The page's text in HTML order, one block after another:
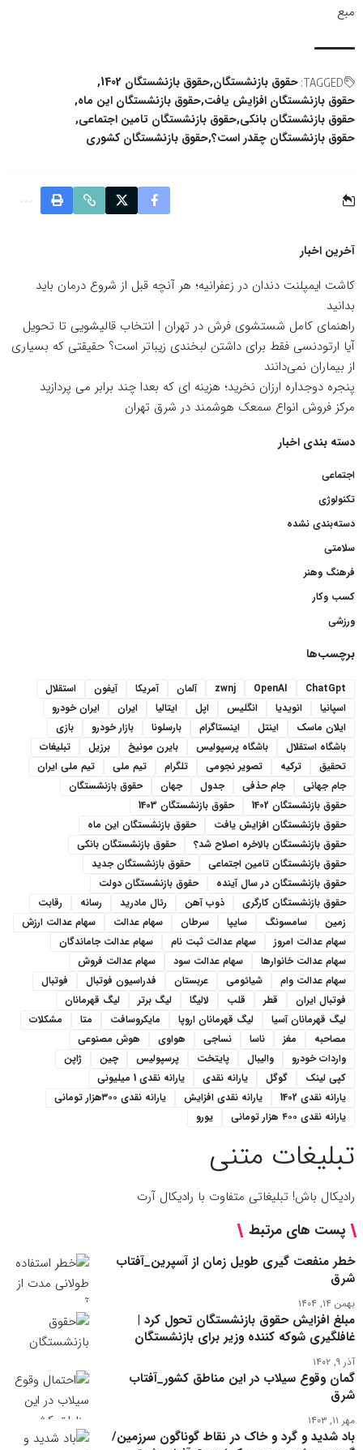
مبع
TAGGED: حقوق بازنشستگان حقوق بازنشستگان 1402
حقوق بازنشستگان افزایش یافت حقوق بازنشستگان این ماه
حقوق بازنشستگان بانکی حقوق بازنشستگان تامین اجتماعی
حقوق بازنشستگان چقدر است؟حقوق بازنشستگان کشوری
آخرین اخبار
کاشت ایمپلنت دندان در زعفرانیه؛ هر آنچه قبل از شروع درمان باید
بدانید
راهنمای کامل شستشوی فرش در تهران | انتخاب قالیشویی تا تحویل
آیا ارتودنسی فقط برای داشتن لبخندی زیباتر است؟ حقیقتی که بسیاری
از بیماران نمی‌دانند
پنجره دوجداره ارزان نخرید؛ هزینه ای که بعدا چند برابر می پردازید
مرکز فروش انواع سمعک هوشمند در شرق تهران
دسته بندی اخبار
اجتماعی
تکنولوژی
دسته‌بندی نشده
سلامتی
فرهنگ وهنر
کسب وکار
ورزشی
برچسب‌ها
ChatGpt
OpenAI
zwnj آلمان آمریکا آیفون
استقلال
اسپانیا
انویدیا انگلیس اپل ایتالیا ایران
ایران خودرو
ایلان ماسک
اینتل اینستاگرام بارسلونا بازار خودرو
بازی
باشگاه استقلال
باشگاه پرسپولیس بایرن مونیخ برزیل
تبلیغات
تحقیق
ترکیه تصویر نجومی تلگرام تیم ملی
تیم ملی ایران
جام جهانی
جام حذفی جدول جهان
حقوق بازنشستگان
حقوق بازنشستگان 1402
حقوق بازنشستگان 1403
حقوق بازنشستگان افزایش یافت
حقوق بازنشستگان این ماه
حقوق بازنشستگان بالاخره اصلاح شد؟
حقوق بازنشستگان بانکی
حقوق بازنشستگان تامین اجتماعی
حقوق بازنشستگان جدید
حقوق بازنشستگان در سال آینده
حقوق بازنشستگان دولت
حقوق بازنشستگان کارگری
ذوب آهن رئال مادرید رسانه
رقابت
زمین
سامسونگ سایپا سرطان سهام عدالت
سهام عدالت ارزش
سهام عدالت امروز
سهام عدالت ثبت نام
سهام عدالت جاماندگان
سهام عدالت خانوارها
سهام عدالت سود
سهام عدالت فروش
سهام عدالت وام
شیائومی عربستان فدراسیون فوتبال
فوتبال
فوتبال ایران
قطر قلب لالیگا لیگ برتر
لیگ قهرمانان
لیگ قهرمانان آسیا
لیگ قهرمانان اروپا مایکروسافت متا
مشکلات
مصاحبه
مغز ناسا نساجی هواوی
هوش مصنوعی
واردات خودرو
والیبال پایتخت پرسپولیس چین
ژاپن
کپی لینک
گوگل یارانه نقدی
یارانه نقدی 1 میلیونی
یارانه نقدی 1402
یارانه نقدی افزایش
یارانه نقدی ۳۰۰هزار تومانی
یارانه نقدی ۴۰۰ هزار تومانی
یورو
تبلیغات متنی
رادیکال باش! تبلیغاتی متفاوت با رادیکال آرت
پست های مرتبط
خطر منفعت گیری طویل‌ زمان از آسپرین_آفتاب
شرق
بهمن ۱۴, ۱۴۰۴
مبلغ افزایش حقوق بازنشستگان تحول کرد |
غافلگیری شوکه کننده وزیر برای بازنشستگان
آذر ۹, ۱۴۰۲
گمان وقوع سیلاب در این مناطق کشور_آفتاب
شرق
مهر ۱۱, ۱۴۰۳
باد شدید و گرد و خاک در نقاط گوناگون سرزمین/